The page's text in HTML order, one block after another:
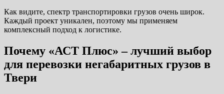
Как видите, спектр транспортировки грузов очень широк.
Каждый проект уникален, поэтому мы применяем
комплексный подход к логистике.
Почему «АСТ Плюс» – лучший выбор
для перевозки негабаритных грузов в
Твери